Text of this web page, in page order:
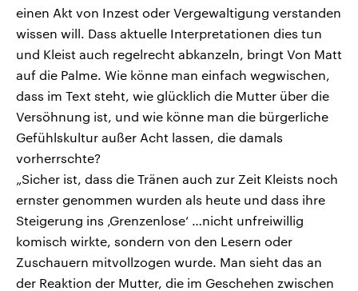
einen Akt von Inzest oder Vergewaltigung verstanden
wissen will. Dass aktuelle Interpretationen dies tun
und Kleist auch regelrecht abkanzeln, bringt Von Matt
auf die Palme. Wie könne man einfach wegwischen,
dass im Text steht, wie glücklich die Mutter über die
Versöhnung ist, und wie könne man die bürgerliche
Gefühlskultur außer Acht lassen, die damals
vorherrschte?
„Sicher ist, dass die Tränen auch zur Zeit Kleists noch
ernster genommen wurden als heute und dass ihre
Steigerung ins ‚Grenzenlose‘ …nicht unfreiwillig
komisch wirkte, sondern von den Lesern oder
Zuschauern mitvollzogen wurde. Man sieht das an
der Reaktion der Mutter, die im Geschehen zwischen